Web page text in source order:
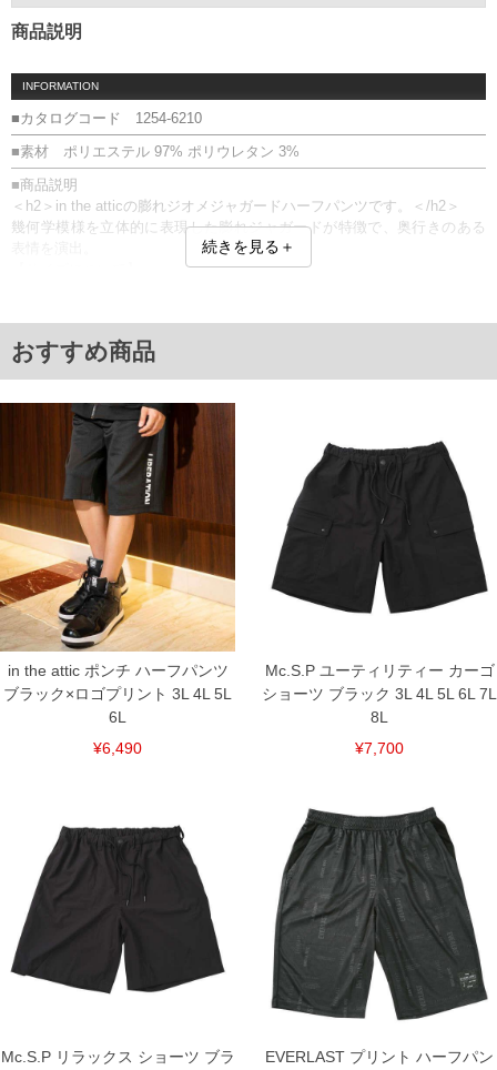
商品説明
INFORMATION
■カタログコード 1254-6210
■素材 ポリエステル 97% ポリウレタン 3%
■商品説明
＜h2＞in the atticの膨れジオメジャガードハーフパンツです。＜/h2＞
幾何学模様を立体的に表現した膨れジャガードが特徴で、奥行きのある
ド生地。
刺繍／ストレッチ
■サイズ表
サイズ/ウエスト/股下/わたり幅/ヒップ/総丈
3L/95～110/29/40/130/63
4L/105～120/29/42/140/65
5L/115～130/30/45/150/68
6L/125～140/30/47/160/70
単位はcm
※【返品交換について】
返品交換希望の方は、商品到着後1週間以内にご連絡ください。
下着(肌着)やワイシャツは商品の性質上、返品交換不可とさせて頂いております。予め
ご了承くださいませ。
※【ボトムの裾上げをご希望の場合】
裾上げ料金は500円+税となります。
上の品が対象。1本5,999円以下の商品は有料（500円+税）となります。）
※商品によって若干のサイズの誤差がございます。また、お客様がご使用の環境（コ
ンピュータ画面）によって、商品の色味が若干異なる場合がございます。予めご了承
ください。
※当店での掲載商品は、実店鋪と在庫を共用しておりますので店頭での売り違い、店
舗からのお取り寄せ等により、お客様にご迷惑をお掛けしてしまう場合がございま
す。そのようなことがない様最大限に努めておりますが、もしあった場合速やかにご
連絡させて頂きますので予めご了承ください。
続きを見る＋
おすすめ商品
in the attic ポンチ ハーフパンツ
ブラック×ロゴプリント 3L 4L 5L
6L
¥6,490
Mc.S.P ユーティリティー カーゴ
ショーツ ブラック 3L 4L 5L 6L 7L
8L
¥7,700
Mc.S.P リラックス ショーツ ブラ EVERLAST プリント ハーフパン